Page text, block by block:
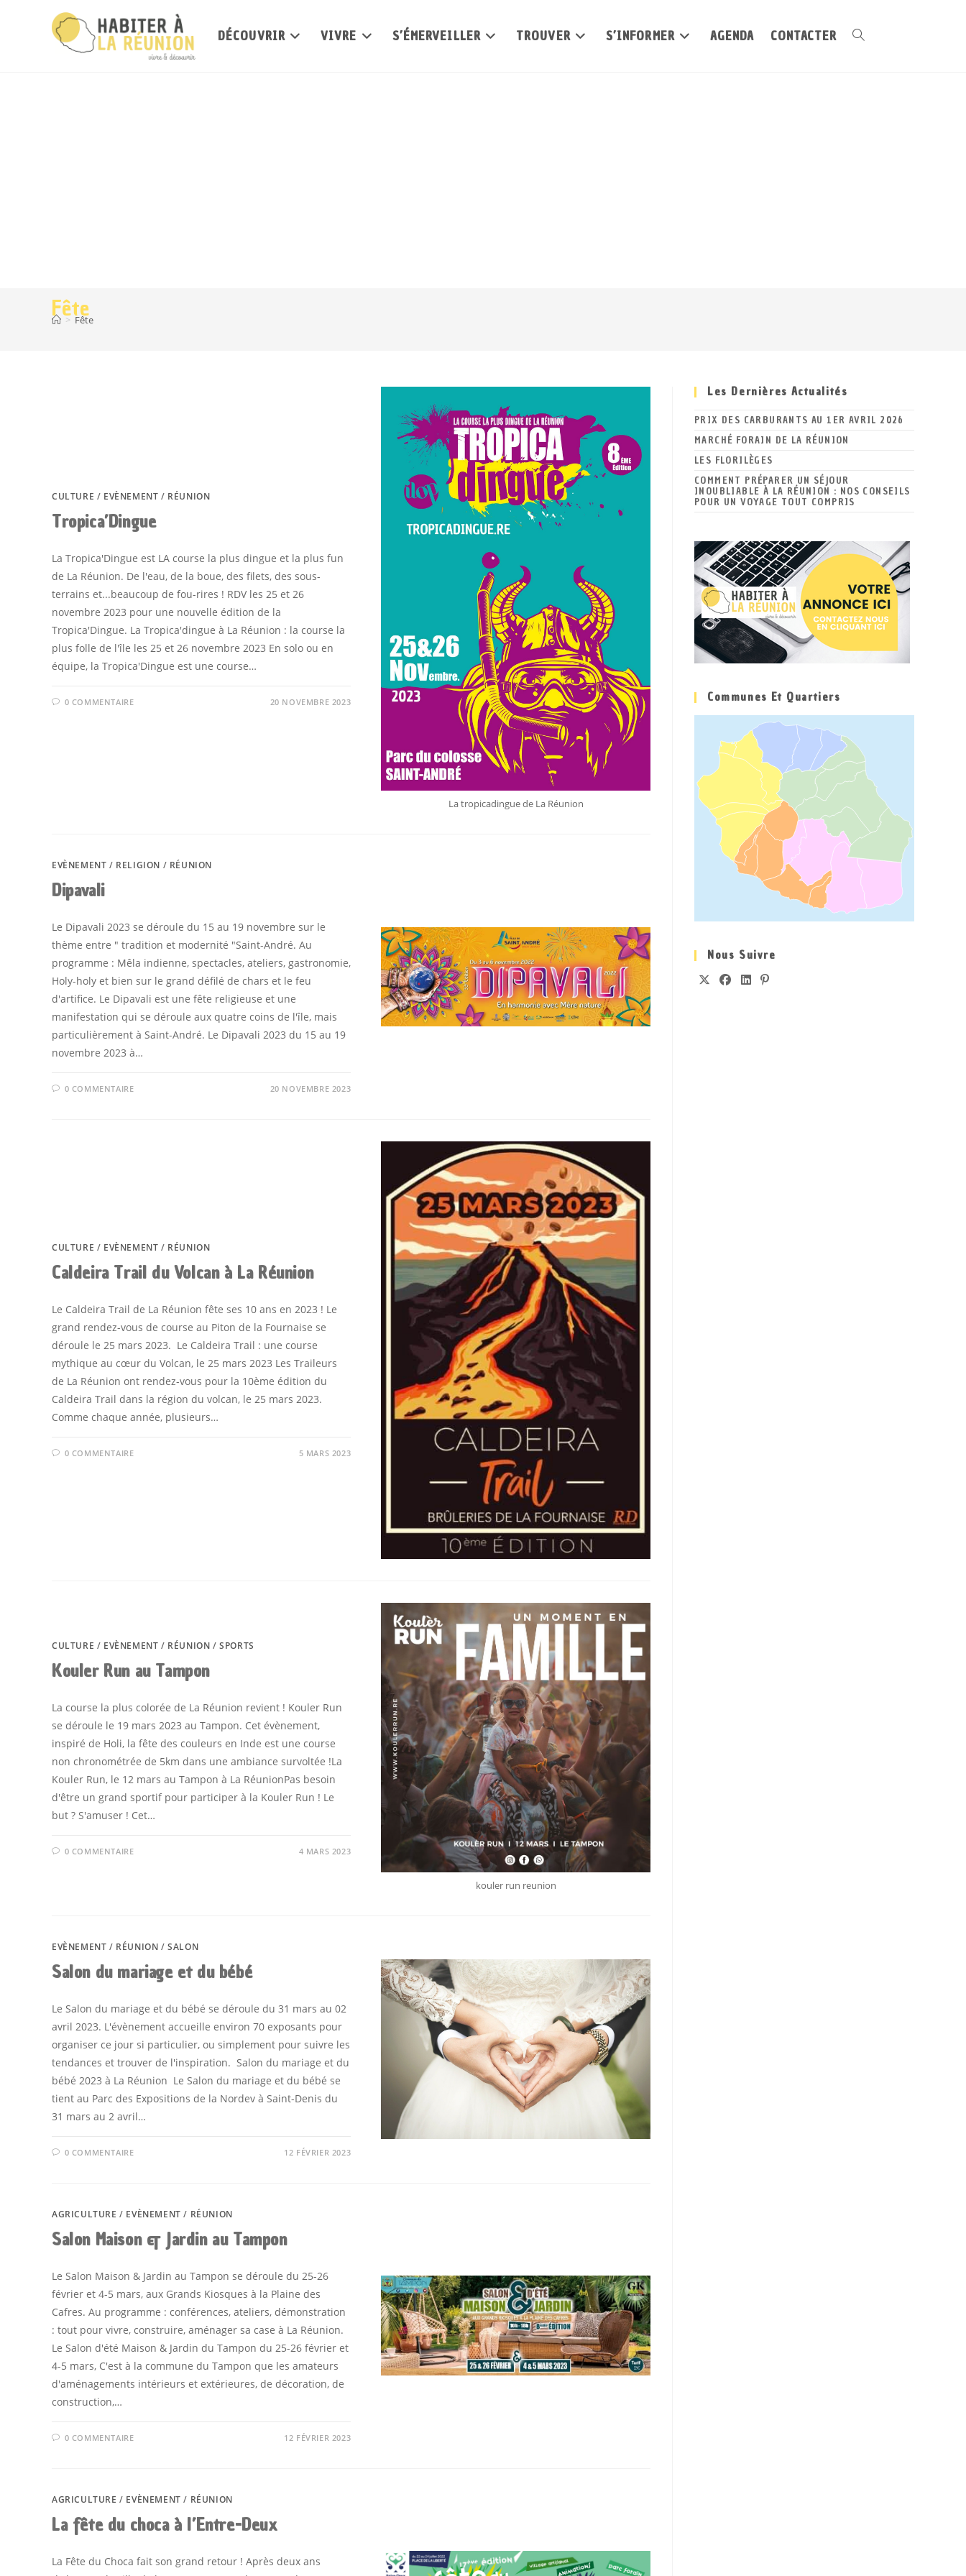
DÉCOUVRIR VIVRE S’ÉMERVEILLER TROUVER S’INFORMER AGENDA CONTACTER Toggle
Fête
> Fête
CULTURE / EVÈNEMENT / RÉUNION
Tropica’Dingue
La Tropica'Dingue est LA course la plus dingue et la plus fun
de La Réunion. De l'eau, de la boue, des filets, des sous-
terrains et...beaucoup de fou-rires ! RDV les 25 et 26
novembre 2023 pour une nouvelle édition de la
Tropica'Dingue. La Tropica'dingue à La Réunion : la course la
plus folle de l'île les 25 et 26 novembre 2023 En solo ou en
équipe, la Tropica'Dingue est une course…
0 COMMENTAIRE 20 NOVEMBRE 2023
La tropicadingue de La Réunion
EVÈNEMENT / RELIGION / RÉUNION
Dipavali
Le Dipavali 2023 se déroule du 15 au 19 novembre sur le
thème entre " tradition et modernité "Saint-André. Au
programme : Mêla indienne, spectacles, ateliers, gastronomie,
Holy-holy et bien sur le grand défilé de chars et le feu
d'artifice. Le Dipavali est une fête religieuse et une
manifestation qui se déroule aux quatre coins de l'île, mais
particulièrement à Saint-André. Le Dipavali 2023 du 15 au 19
novembre 2023 à…
0 COMMENTAIRE 20 NOVEMBRE 2023
CULTURE / EVÈNEMENT / RÉUNION
Caldeira Trail du Volcan à La Réunion
Le Caldeira Trail de La Réunion fête ses 10 ans en 2023 ! Le
grand rendez-vous de course au Piton de la Fournaise se
déroule le 25 mars 2023. Le Caldeira Trail : une course
mythique au cœur du Volcan, le 25 mars 2023 Les Traileurs
de La Réunion ont rendez-vous pour la 10ème édition du
Caldeira Trail dans la région du volcan, le 25 mars 2023.
Comme chaque année, plusieurs…
0 COMMENTAIRE 5 MARS 2023
CULTURE / EVÈNEMENT / RÉUNION /SPORTS
Kouler Run au Tampon
La course la plus colorée de La Réunion revient ! Kouler Run
se déroule le 19 mars 2023 au Tampon. Cet évènement,
inspiré de Holi, la fête des couleurs en Inde est une course
non chronométrée de 5km dans une ambiance survoltée !La
Kouler Run, le 12 mars au Tampon à La RéunionPas besoin
d'être un grand sportif pour participer à la Kouler Run ! Le
but ? S'amuser ! Cet…
0 COMMENTAIRE 4 MARS 2023
kouler run reunion
EVÈNEMENT / RÉUNION /SALON
Salon du mariage et du bébé
Le Salon du mariage et du bébé se déroule du 31 mars au 02
avril 2023. L'évènement accueille environ 70 exposants pour
organiser ce jour si particulier, ou simplement pour suivre les
tendances et trouver de l'inspiration. Salon du mariage et du
bébé 2023 à La Réunion Le Salon du mariage et du bébé se
tient au Parc des Expositions de la Nordev à Saint-Denis du
31 mars au 2 avril…
0 COMMENTAIRE 12 FÉVRIER 2023
AGRICULTURE / EVÈNEMENT / RÉUNION
Salon Maison & Jardin au Tampon
Le Salon Maison & Jardin au Tampon se déroule du 25-26
février et 4-5 mars, aux Grands Kiosques à la Plaine des
Cafres. Au programme : conférences, ateliers, démonstration
: tout pour vivre, construire, aménager sa case à La Réunion.
Le Salon d'été Maison & Jardin du Tampon du 25-26 février et
4-5 mars, C'est à la commune du Tampon que les amateurs
d'aménagements intérieurs et extérieures, de décoration, de
construction,…
0 COMMENTAIRE 12 FÉVRIER 2023
AGRICULTURE / EVÈNEMENT / RÉUNION
La fête du choca à l’Entre-Deux
La Fête du Choca fait son grand retour ! Après deux ans
Les Dernières Actualités
PRIX DES CARBURANTS AU 1ER AVRIL 2026
MARCHÉ FORAIN DE LA RÉUNION
LES FLORILÈGES
COMMENT PRÉPARER UN SÉJOUR
INOUBLIABLE À LA RÉUNION : NOS CONSEILS
POUR UN VOYAGE TOUT COMPRIS
Communes Et Quartiers
Nous Suivre